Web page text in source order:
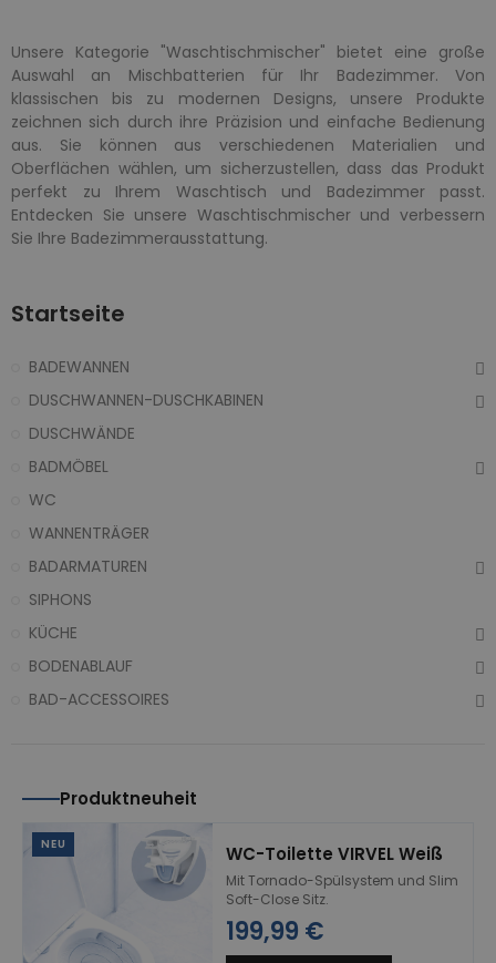
Unsere Kategorie "Waschtischmischer" bietet eine große
Auswahl an Mischbatterien für Ihr Badezimmer. Von
klassischen bis zu modernen Designs, unsere Produkte
zeichnen sich durch ihre Präzision und einfache Bedienung
aus. Sie können aus verschiedenen Materialien und
Oberflächen wählen, um sicherzustellen, dass das Produkt
perfekt zu Ihrem Waschtisch und Badezimmer passt.
Entdecken Sie unsere Waschtischmischer und verbessern
Sie Ihre Badezimmerausstattung.
Startseite
BADEWANNEN
DUSCHWANNEN-DUSCHKABINEN
DUSCHWÄNDE
BADMÖBEL
WC
WANNENTRÄGER
BADARMATUREN
SIPHONS
KÜCHE
BODENABLAUF
BAD-ACCESSOIRES
Produktneuheit
NEU WC-Toilette VIRVEL Weiß
Mit Tornado-Spülsystem und Slim
Soft-Close Sitz.
199,99 €